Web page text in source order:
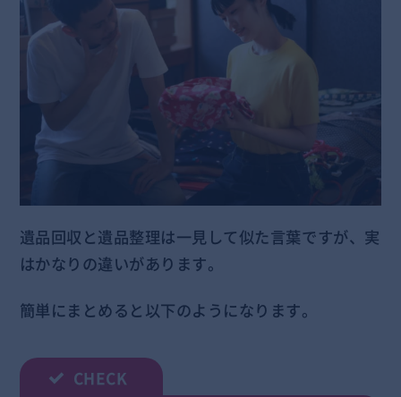
遺品回収と遺品整理は一見して似た言葉ですが、実
はかなりの違いがあります。
簡単にまとめると以下のようになります。